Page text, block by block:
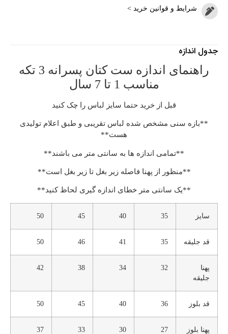
شرایط و قوانین خرید >
جدول اندازه
راهنمای اندازه ست کتان پسرانه 3 تکه
مناسب 1 تا 7 سال
قبل از خرید حتما سایز لباس را چک کنید
**بازه سنی مشخص شده لباس تقریبی و طبق اعلام تولیدی
هست**
**تمامی اندازه ها به سانتی متر می باشند**
**منظور از پهنا فاصله زیر بغل تا زیر بغل است**
**یک سانتی متر خطای اندازه گیری لحاظ کنید**
سایز 35
40
45
50
قد جلیقه 35
41
46
50
پهنا
جلیقه
32
34
38
42
قد بلوز 36
40
45
50
پهنا بلوز 27
30
33
37